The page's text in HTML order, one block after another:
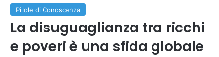
Pillole di Conoscenza
La disuguaglianza tra ricchi
e poveri è una sfida globale